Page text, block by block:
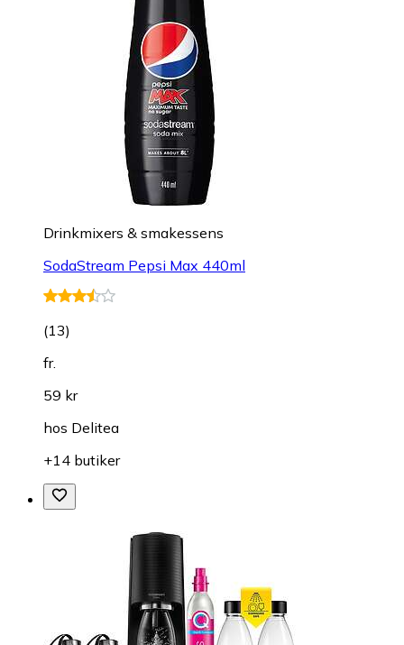
Drinkmixers & smakessens
SodaStream Pepsi Max 440ml
(13)
fr.
59 kr
hos Delitea
+14 butiker